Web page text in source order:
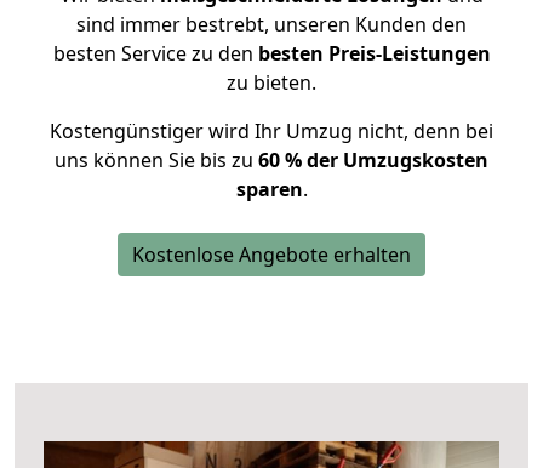
sind immer bestrebt, unseren Kunden den
besten Service zu den besten Preis-Leistungen
zu bieten.
Kostengünstiger wird Ihr Umzug nicht, denn bei
uns können Sie bis zu 60 % der Umzugskosten
sparen.
Kostenlose Angebote erhalten